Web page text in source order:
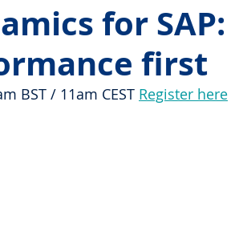
for SAP:
first
BST / 11am CEST Register here